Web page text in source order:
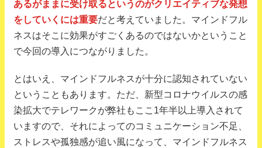
あるがままに受け取るというのがクリエイティブな発想
をしていくには重要だと考えていました。マインドフル
ネスはそこに効果がすごくあるのではないかということ
で今回の導入につながりました。
とはいえ、マインドフルネスが十分に認知されていない
ということもあります。ただ、新型コロナウイルスの感
染拡大でテレワークが弊社もここ1年半以上導入されて
いますので、それによってのコミュニケーション不足、
ストレスや孤独感が追い風になって、マインドフルネス